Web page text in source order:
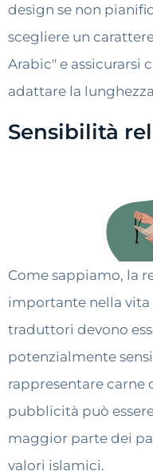
design se non
scegliere un
Arabic" e assicurarsi
adattare la
Sensibilità
Come sappiamo, la
importante nella
traduttori devono
potenzialmente
rappresentare carne
pubblicità può
maggior parte dei
valori islamici.